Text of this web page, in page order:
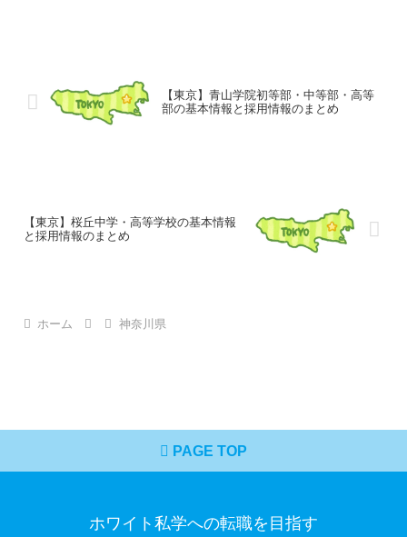
【東京】青山学院初等部・中等部・高等
部の基本情報と採用情報のまとめ
【東京】桜丘中学・高等学校の基本情報
と採用情報のまとめ
ホーム 神奈川県
PAGE TOP
ホワイト私学への転職を目指す